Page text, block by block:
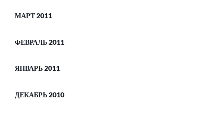
МАРТ 2011
ФЕВРАЛЬ 2011
ЯНВАРЬ 2011
ДЕКАБРЬ 2010